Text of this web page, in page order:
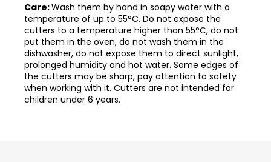
Care:Wash them by hand in soapy water with a
temperature of up to 55°C. Do not expose the
cutters to a temperature higher than 55°C, do not
put them in the oven, do not wash them in the
dishwasher, do not expose them to direct sunlight,
prolonged humidity and hot water. Some edges of
the cutters may be sharp, pay attention to safety
when working with it. Cutters are not intended for
children under 6 years.
Z